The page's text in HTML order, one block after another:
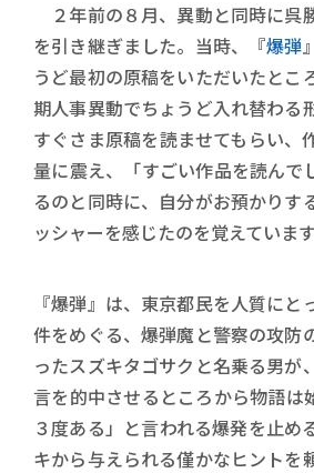
２年前の８月、異動と同時に呉
を引き継ぎました。当時、『爆弾
うど最初の原稿をいただいたとこ
期人事異動でちょうど入れ替わる
すぐさま原稿を読ませてもらい、
量に震え、「すごい作品を読んで
るのと同時に、自分がお預かりす
ッシャーを感じたのを覚えています
『爆弾』は、東京都民を人質に
件をめぐる、爆弾魔と警察の攻防
ったスズキタゴサクと名乗る男が
言を的中させるところから物語は
３度ある」と言われる爆発を止め
キから与えられる僅かなヒントを